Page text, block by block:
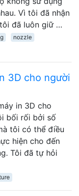
Vì tôi đã nhận
đã luôn giữ …
nozzle
3D cho người
in 3D cho
bối rối bởi số
tôi có thể điều
hiện cho đến
Tôi đã tự hỏi